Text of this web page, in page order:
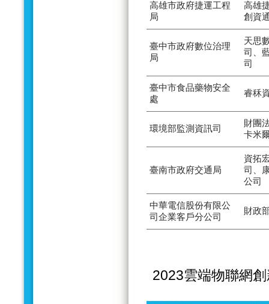
高雄市政府捷運工程
局
高雄
創資
臺中市政府數位治理
局
天思
司、
司
臺中市食品藥物安全
處
睿秝
環境部監測資訊司
財團
卡米
臺南市政府交通局
資拓
司、
公司
中華電信股份有限公
司企業客戶分公司
財政
2023雲端物聯網